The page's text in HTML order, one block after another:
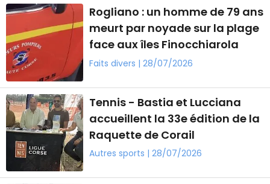
Rogliano : un homme de 79 ans
meurt par noyade sur la plage
face aux îles Finocchiarola
Faits divers | 28/07/2026
Tennis - Bastia et Lucciana
accueillent la 33e édition de la
Raquette de Corail
Autres sports | 28/07/2026